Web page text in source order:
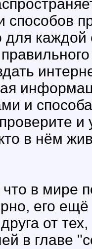
способов
для
и
в нём
в мире
его
от
в главе